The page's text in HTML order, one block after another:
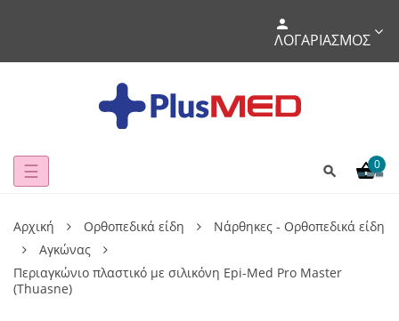
ΛΟΓΑΡΙΑΣΜΌΣ
Toggle
☰ 0
Αρχική Ορθοπεδικά είδη
Νάρθηκες - Ορθοπεδικά είδη
Αγκώνας
Περιαγκώνιο πλαστικό με σιλικόνη Epi-Med Pro Master
(Thuasne)